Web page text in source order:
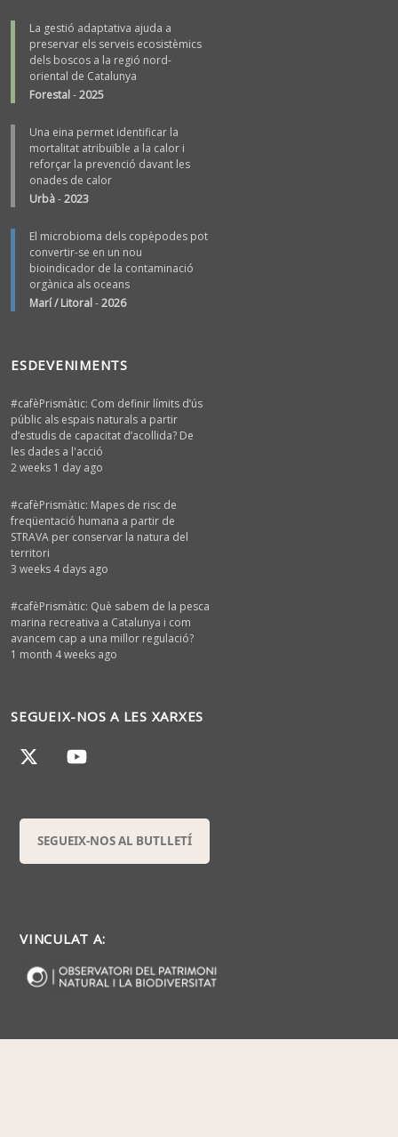
La gestió adaptativa ajuda a
preservar els serveis ecosistèmics
dels boscos a la regió nord-
oriental de Catalunya
Forestal-2025
Una eina permet identificar la
mortalitat atribuïble a la calor i
reforçar la prevenció davant les
onades de calor
Urbà-2023
El microbioma dels copèpodes pot
convertir-se en un nou
bioindicador de la contaminació
orgànica als oceans
Marí / Litoral-2026
ESDEVENIMENTS
#cafèPrismàtic: Com definir límits d’ús
públic als espais naturals a partir
d’estudis de capacitat d’acollida? De
les dades a l'acció
2 weeks 1 day ago
#cafèPrismàtic: Mapes de risc de
freqüentació humana a partir de
STRAVA per conservar la natura del
territori
3 weeks 4 days ago
#cafèPrismàtic: Què sabem de la pesca
marina recreativa a Catalunya i com
avancem cap a una millor regulació?
1 month 4 weeks ago
SEGUEIX-NOS A LES XARXES
SEGUEIX-NOS AL BUTLLETÍ
VINCULAT A: